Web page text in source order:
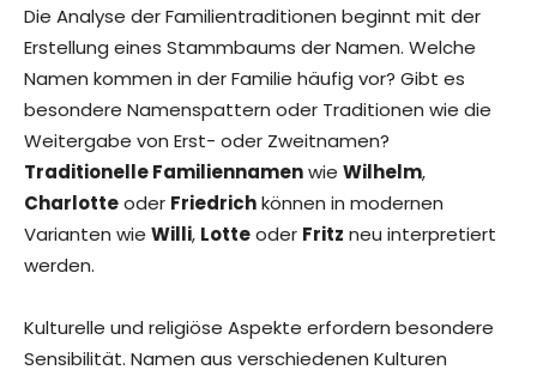
Die Analyse der Familientraditionen beginnt mit der
Erstellung eines Stammbaums der Namen. Welche
Namen kommen in der Familie häufig vor? Gibt es
besondere Namenspattern oder Traditionen wie die
Weitergabe von Erst- oder Zweitnamen?
Traditionelle Familiennamenwie Wilhelm,
Charlotteoder Friedrichkönnen in modernen
Varianten wie Willi, Lotteoder Fritz neu interpretiert
werden.
Kulturelle und religiöse Aspekte erfordern besondere
Sensibilität. Namen aus verschiedenen Kulturen